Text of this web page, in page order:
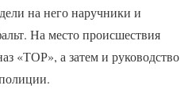
на него наручники и
На место происшествия
«ТОР», а затем и руководство